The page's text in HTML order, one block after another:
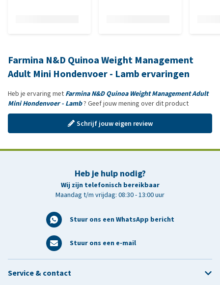
Farmina N&D Quinoa Weight Management
Adult Mini Hondenvoer - Lamb ervaringen
Heb je ervaring met Farmina N&D Quinoa Weight Management Adult
Mini Hondenvoer - Lamb? Geef jouw mening over dit product
Schrijf jouw eigen review
Heb je hulp nodig?
Wij zijn telefonisch bereikbaar
Maandag t/m vrijdag: 08:30 - 13:00 uur
Stuur ons een WhatsApp bericht
Stuur ons een e-mail
Service & contact